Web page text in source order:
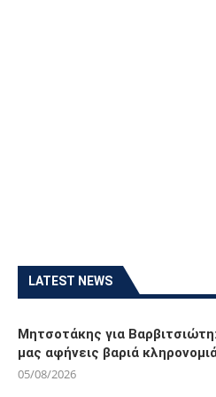
LATEST NEWS
Μητσοτάκης για
μας αφήνεις βαριά
05/08/2026